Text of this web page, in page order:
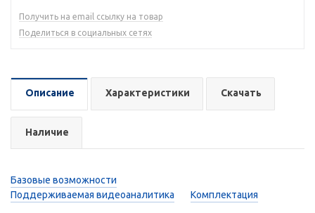
Получить на email ссылку на товар
Поделиться в социальных сетях
Описание Характеристики Скачать
Наличие
Базовые возможности
Поддерживаемая видеоаналитика
Комплектация